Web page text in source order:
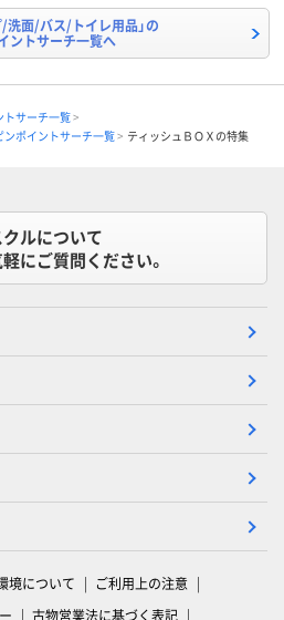
/洗面/バス/トイレ用品」の
ントサーチ一覧へ
トサーチ一覧
ポイントサーチ一覧
ティッシュＢＯＸの特集
ルについて
にご質問ください。
境について
ご利用上の注意
古物営業法に基づく表記